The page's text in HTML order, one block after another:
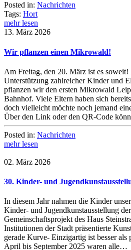
Posted in: Nachrichten
Tags: Hort
mehr lesen
13. März 2026
Wir pflanzen einen Mikrowald!
Am Freitag, den 20. März ist es
Unterstützung zahlreicher Kinder und
pflanzen wir den ersten Mikrowald
Bahnhof. Viele Eltern haben sich
doch vielleicht möchte noch jemand
Über den Link oder den QR-Code
Posted in: Nachrichten
mehr lesen
02. März 2026
30. Kinder- und
In diesem Jahr nahmen die Kinder
Kinder- und Jugendkunstausstellung
Gemeinschaftsprojekt des Haus
Institutionen der Stadt präsentierte
gerade Kurve- Einzigartig ist besser
April bis September 2025 waren alle…